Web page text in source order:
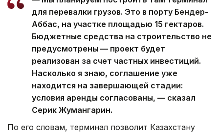
для перевалки грузов. Это в порту Бендер-
Аббас, на участке площадью 15 гектаров.
Бюджетные средства на строительство не
предусмотрены — проект будет
реализован за счет частных инвестиций.
Насколько я знаю, соглашение уже
находится на завершающей стадии:
условия аренды согласованы, — сказал
Серик Жумангарин.
По его словам, терминал позволит Казахстану